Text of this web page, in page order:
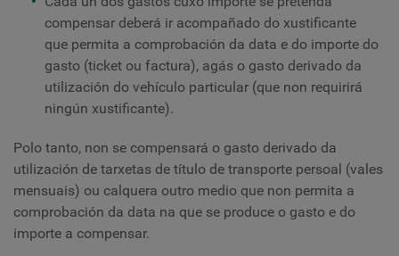
compensar deberá ir acompañado do xustificante
que permita a comprobación da data e do importe do
gasto (ticket ou factura), agás o gasto derivado da
utilización do vehículo particular (que non requirirá
ningún xustificante).
Polo tanto, non se compensará o gasto derivado da
utilización de tarxetas de título de transporte persoal (vales
mensuais) ou calquera outro medio que non permita a
comprobación da data na que se produce o gasto e do
importe a compensar.